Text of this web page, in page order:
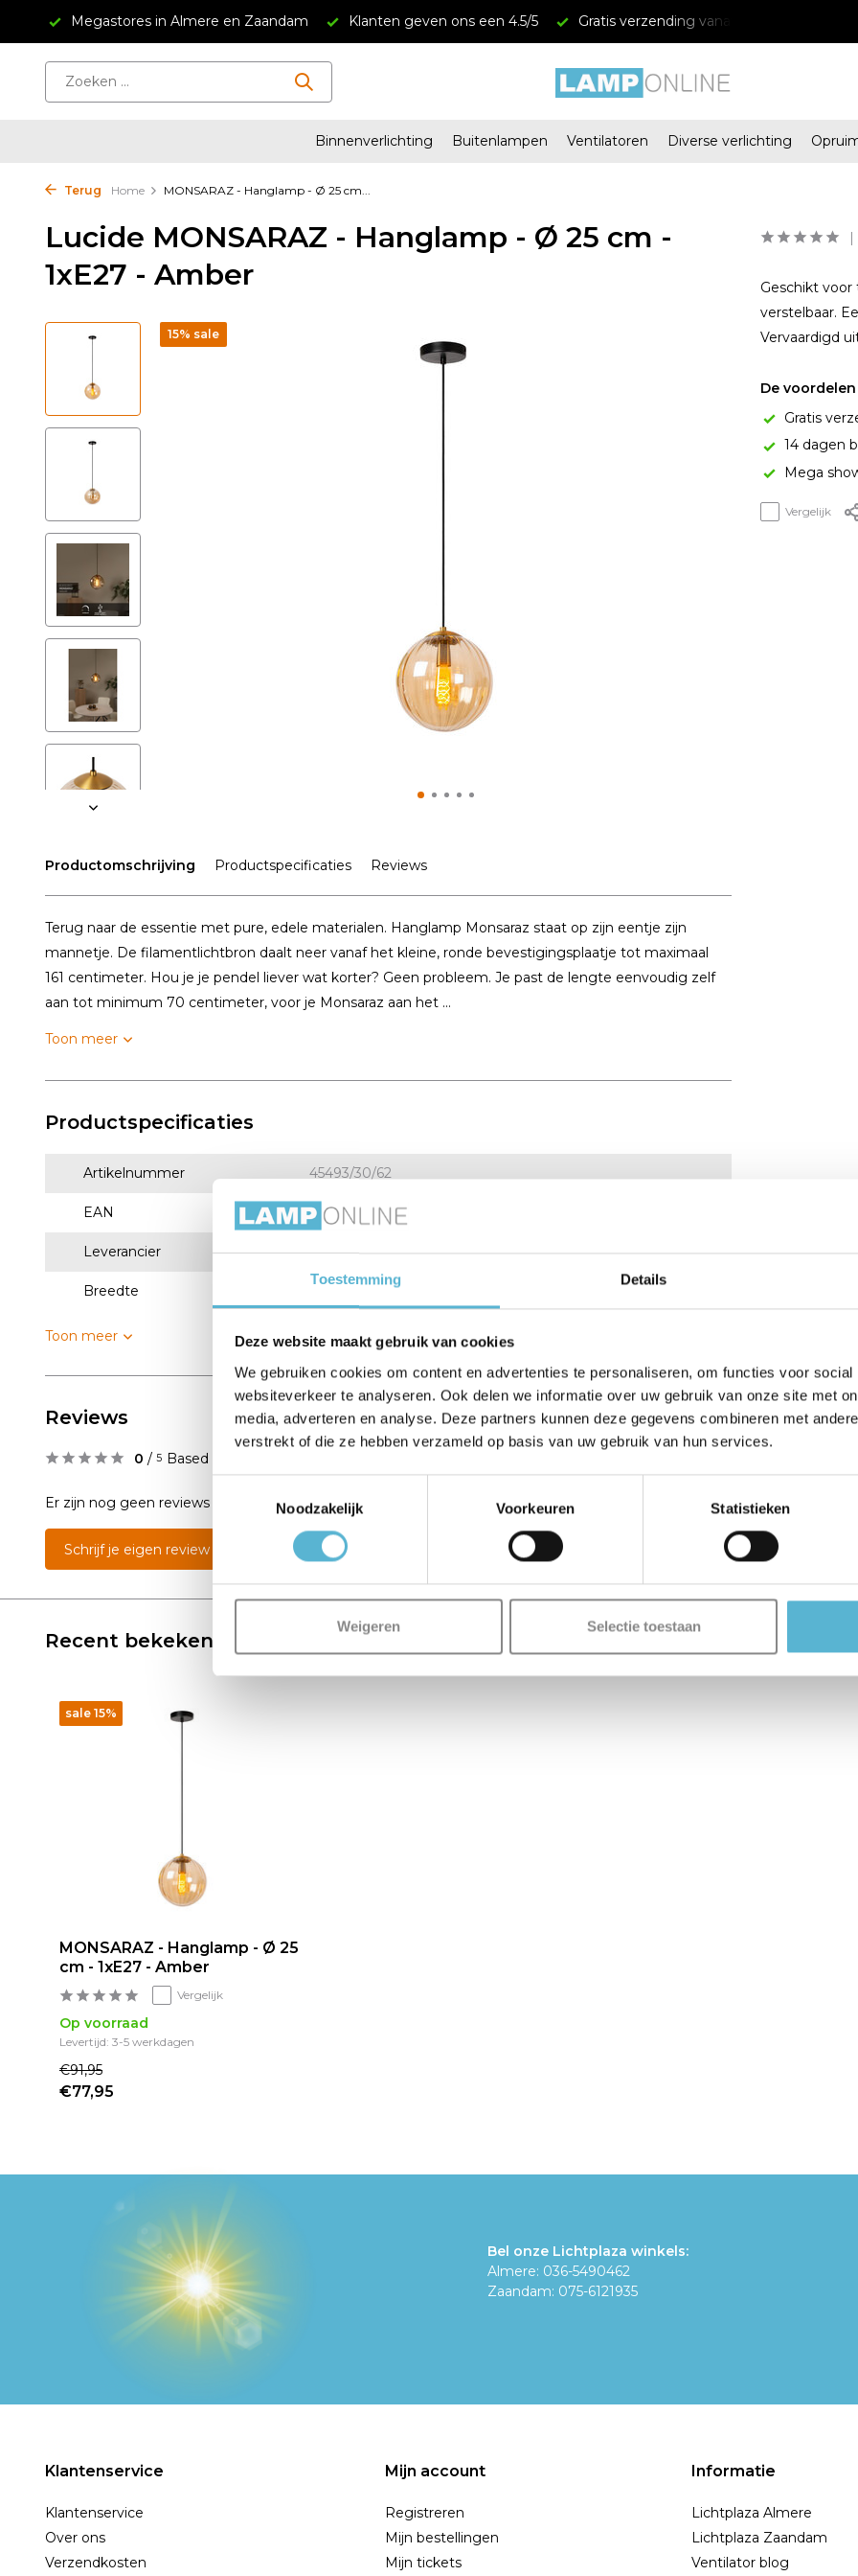
Toestemming Details
Deze website maakt gebruik van cookies
We gebruiken cookies om content en advertenties te personaliseren, om functies voor
websiteverkeer te analyseren. Ook delen we informatie over uw gebruik van onze site met
media, adverteren en analyse. Deze partners kunnen deze gegevens combineren met
verstrekt of die ze hebben verzameld op basis van uw gebruik van hun services.
Noodzakelijk
Voorkeuren Statistieken
Weigeren Selectie toestaan
Megastores in Almere en Zaandam Klanten geven ons een 4.5/5 Gratis verzending vanaf € 34,95
Binnenverlichting Buitenlampen Ventilatoren Diverse verlichting
Terug Home MONSARAZ - Hanglamp - Ø 25 cm...
Lucide MONSARAZ - Hanglamp - Ø 25 cm -
1xE27 - Amber
15% sale
Productomschrijving Productspecificaties Reviews
Terug naar de essentie met pure, edele materialen. Hanglamp Monsaraz staat op zijn eentje zijn
mannetje. De filamentlichtbron daalt neer vanaf het kleine, ronde bevestigingsplaatje tot maximaal
161 centimeter. Hou je je pendel liever wat korter? Geen probleem. Je past de lengte eenvoudig zelf
aan tot minimum 70 centimeter, voor je Monsaraz aan het ...
Toon meer
Productspecificaties
Artikelnummer 45493/30/62
EAN 5411212452405
Leverancier Lucide
Breedte
Toon meer
Geschikt
verstelbaar.
Vervaardigd
De
Gratis
14 dagen
Mega
Vergelijk
Reviews
0 / 5 Based on 0 reviews
Er zijn nog geen reviews geschreven over dit product..
Schrijf je eigen review
Recent bekeken
sale 15%
MONSARAZ - Hanglamp - Ø 25
cm - 1xE27 - Amber
Vergelijk
Op voorraad
Levertijd: 3-5 werkdagen
€91,95
€77,95
Bel onze Lichtplaza winkels:
Almere: 036-5490462
Zaandam: 075-6121935
Klantenservice
Klantenservice
Over ons
Verzendkosten
Mijn account
Registreren
Mijn bestellingen
Mijn tickets
Informatie
Lichtplaza Almere
Lichtplaza Zaandam
Ventilator blog